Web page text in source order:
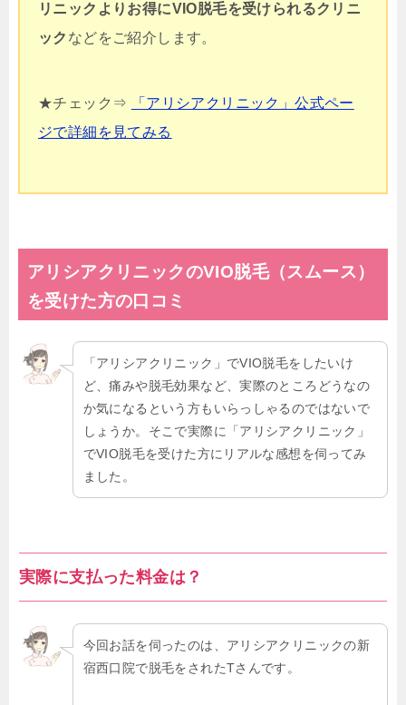
リニックよりお得にVIO脱毛を受けられるクリニ
ック などをご紹介します。
★チェック⇒
「アリシアクリニック」公式ペー
ジで詳細を見てみる
アリシアクリニックのVIO脱毛（スムース）
を受けた方の口コミ
「アリシアクリニック」でVIO脱毛をしたいけ
ど、痛みや脱毛効果など、実際のところどうなの
か気になるという方もいらっしゃるのではないで
しょうか。そこで実際に「アリシアクリニック」
でVIO脱毛を受けた方にリアルな感想を伺ってみ
ました。
実際に支払った料金は？
今回お話を伺ったのは、アリシアクリニックの新
宿西口院で脱毛をされたTさんです。